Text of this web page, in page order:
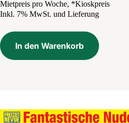
Preis
war:
Preis
ist:
Mietpreis pro Woche, *Kioskpreis
Inkl. 7% MwSt. und Lieferung
In den Warenkorb